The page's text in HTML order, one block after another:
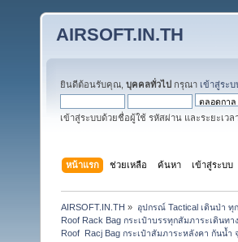
AIRSOFT.IN.TH
ยินดีต้อนรับคุณ, บุคคลทั่วไป กรุณา เข้าสู่ระบ
เข้าสู่ระบบด้วยชื่อผู้ใช้ รหัสผ่าน และระยะเว
หน้าแรก ช่วยเหลือ ค้นหา เข้าสู่ระบบ
AIRSOFT.IN.TH » อุปกรณ์ Tactical เดินป่า ทุ
Roof Rack Bag กระเป๋าบรรทุกสัมภาระเดินท
Roof  Racj Bag กระเป๋าสัมภาระหลังคา กันน้ำ